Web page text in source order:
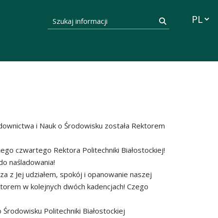
Szukaj informacji
i Nauk o Środowisku została Rektorem
czwartego Rektora Politechniki Białostockiej!
naśladowania!
z Jej udziałem, spokój i opanowanie naszej
w kolejnych dwóch kadencjach! Czego
Politechniki Białostockiej